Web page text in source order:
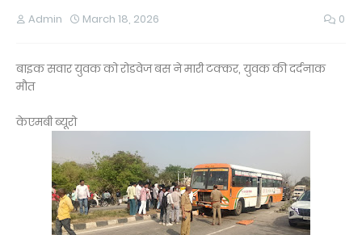
Admin March 18, 2026 0
बाइक सवार युवक को रोडवेज बस ने मारी टक्कर, युवक की दर्दनाक
मौत
केएमबी ब्यूरो